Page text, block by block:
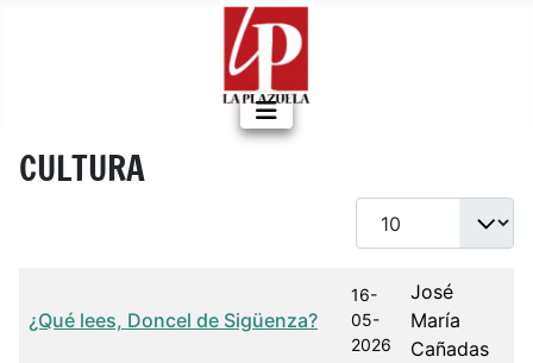
CULTURA
Cantidad a mostrar
Autor
¿Qué lees, Doncel de Sigüenza?
16-
05-
2026
José
María
Cañadas